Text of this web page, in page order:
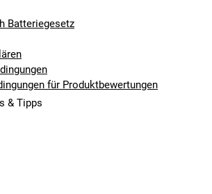
Batteriegesetz
für Produktbewertungen
& Tipps